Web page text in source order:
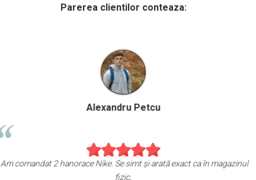
Parerea clientilor conteaza:
Alexandru Petcu
Am comandat 2 hanorace Nike. Se simt și arată exact ca în magazinul
fizic.